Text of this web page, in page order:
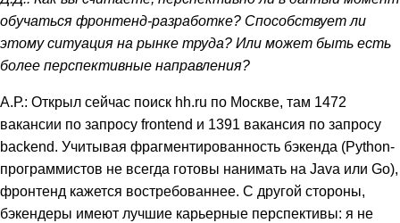
обучаться фронтенд-разработке? Способствует ли
этому ситуация на рынке труда? Или может быть есть
более перспективные направления?
А.Р.: Открыл сейчас поиск hh.ru по Москве, там 1472
вакансии по запросу frontend и 1391 вакансия по запросу
backend. Учитывая фрагментированность бэкенда (Python-
программистов не всегда готовы нанимать на Java или Go),
фронтенд кажется востребованнее. С другой стороны,
бэкендеры имеют лучшие карьерные перспективы: я не